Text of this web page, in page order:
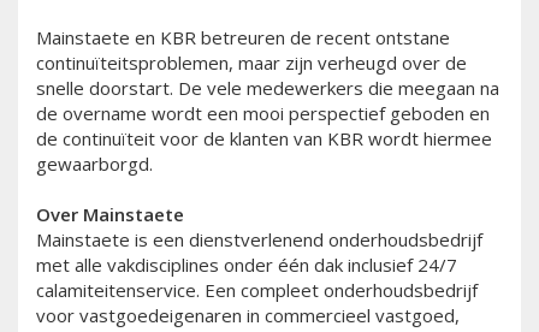
Mainstaete en KBR betreuren de recent ontstane
continuïteitsproblemen, maar zijn verheugd over de
snelle doorstart. De vele medewerkers die meegaan na
de overname wordt een mooi perspectief geboden en
de continuïteit voor de klanten van KBR wordt hiermee
gewaarborgd.
Over Mainstaete
Mainstaete is een dienstverlenend onderhoudsbedrijf
met alle vakdisciplines onder één dak inclusief 24/7
calamiteitenservice. Een compleet onderhoudsbedrijf
voor vastgoedeigenaren in commercieel vastgoed,